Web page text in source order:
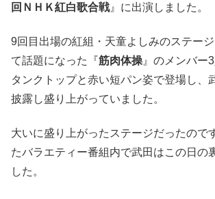
回ＮＨＫ紅白歌合戦』に出演しました。
9回目出場の紅組・天童よしみのステー
て話題になった『筋肉体操 』のメンバー
タンクトップと赤い短パン姿で登場し、
披露し盛り上がっていました。
大いに盛り上がったステージだったので
たバラエティー番組内で武田はこの日の
した。